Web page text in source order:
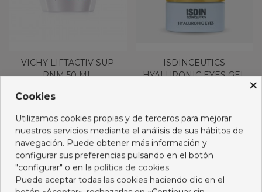
VICHY LIFTACTIV SUP
PNM 50 ML
29,95 €
ISDINCEUTICS
HYALURONIC EYES GEL
×
Cookies
Utilizamos cookies propias y de terceros para mejorar
nuestros servicios mediante el análisis de sus hábitos de
navegación. Puede obtener más información y
configurar sus preferencias pulsando en el botón
"configurar" o en la política de cookies.
Puede aceptar todas las cookies haciendo clic en el